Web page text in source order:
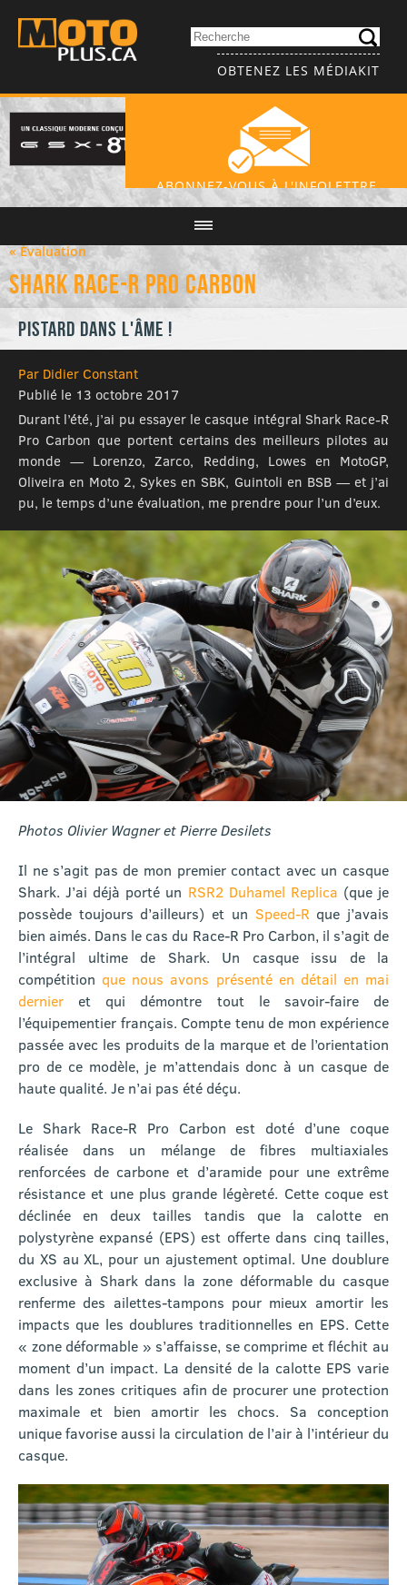
OBTENEZ LES MÉDIAKIT
ABONNEZ-VOUS À L'INFOLETTRE
« Évaluation
Shark Race-R Pro Carbon
Pistard dans l'âme !
Par Didier Constant
Publié le 13 octobre 2017
Durant l’été, j’ai pu essayer le casque intégral Shark Race-R
Pro Carbon que portent certains des meilleurs pilotes au
monde — Lorenzo, Zarco, Redding, Lowes en MotoGP,
Oliveira en Moto 2, Sykes en SBK, Guintoli en BSB — et j’ai
pu, le temps d’une évaluation, me prendre pour l’un d’eux.
Photos Olivier Wagner et Pierre Desilets
Il ne s’agit pas de mon premier contact avec un casque
Shark. J’ai déjà porté un RSR2 Duhamel Replica (que je
possède toujours d’ailleurs) et un Speed-R que j’avais
bien aimés. Dans le cas du Race-R Pro Carbon, il s’agit de
l’intégral ultime de Shark. Un casque issu de la
compétition que nous avons présenté en détail en mai
dernier et qui démontre tout le savoir-faire de
l’équipementier français. Compte tenu de mon expérience
passée avec les produits de la marque et de l’orientation
pro de ce modèle, je m’attendais donc à un casque de
haute qualité. Je n’ai pas été déçu.
Le Shark Race-R Pro Carbon est doté d’une coque
réalisée dans un mélange de fibres multiaxiales
renforcées de carbone et d’aramide pour une extrême
résistance et une plus grande légèreté. Cette coque est
déclinée en deux tailles tandis que la calotte en
polystyrène expansé (EPS) est offerte dans cinq tailles,
du XS au XL, pour un ajustement optimal. Une doublure
exclusive à Shark dans la zone déformable du casque
renferme des ailettes-tampons pour mieux amortir les
impacts que les doublures traditionnelles en EPS. Cette
« zone déformable » s’affaisse, se comprime et fléchit au
moment d’un impact. La densité de la calotte EPS varie
dans les zones critiques afin de procurer une protection
maximale et bien amortir les chocs. Sa conception
unique favorise aussi la circulation de l’air à l’intérieur du
casque.